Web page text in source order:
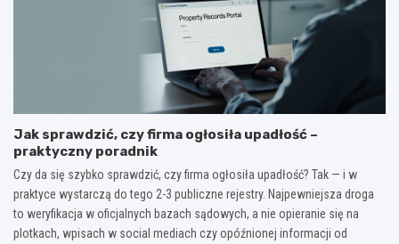
Jak sprawdzić, czy firma ogłosiła upadłość –
praktyczny poradnik
Czy da się szybko sprawdzić, czy firma ogłosiła upadłość? Tak — i w
praktyce wystarczą do tego 2-3 publiczne rejestry. Najpewniejsza droga
to weryfikacja w oficjalnych bazach sądowych, a nie opieranie się na
plotkach, wpisach w social mediach czy opóźnionej informacji od